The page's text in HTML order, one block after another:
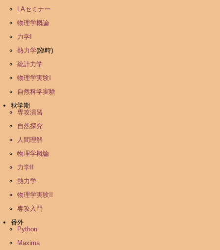
LAセミナー
物理学概論
力学I
熱力学(臨時)
統計力学
物理学実験I
自然科学実験
秋学期
専攻演習
自然探究
人間理解
物理学概論
力学II
熱力学
物理学実験II
専攻入門
番外
Python
Maxima